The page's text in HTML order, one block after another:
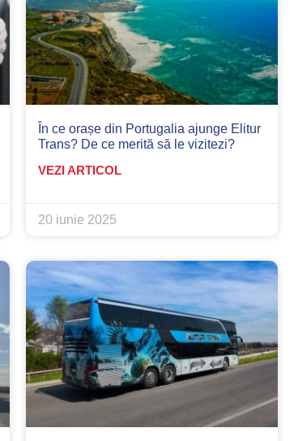
În ce orașe din Portugalia ajunge Elitur
Trans? De ce merită să le vizitezi?
VEZI ARTICOL
20 iunie 2025